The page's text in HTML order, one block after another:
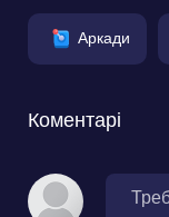
Аркади
Коментарі